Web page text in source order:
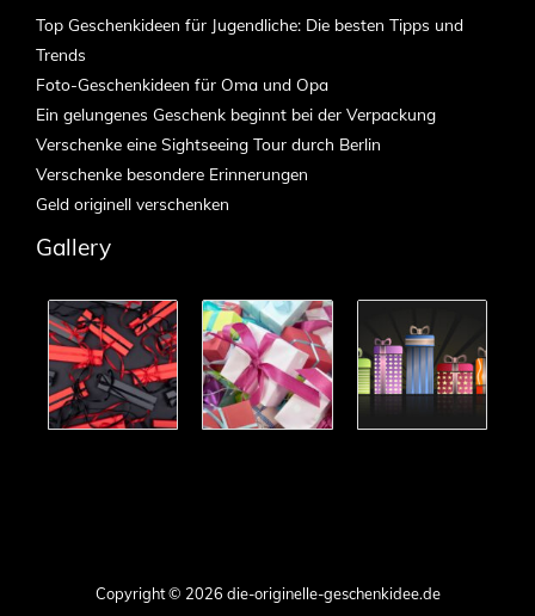
Top Geschenkideen für Jugendliche: Die besten Tipps und
Trends
Foto-Geschenkideen für Oma und Opa
Ein gelungenes Geschenk beginnt bei der Verpackung
Verschenke eine Sightseeing Tour durch Berlin
Verschenke besondere Erinnerungen
Geld originell verschenken
Gallery
Copyright © 2026 die-originelle-geschenkidee.de